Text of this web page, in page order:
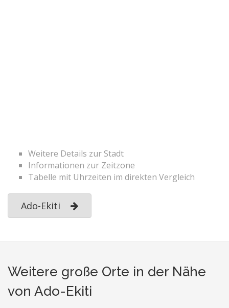
Weitere Details zur Stadt
Informationen zur Zeitzone
Tabelle mit Uhrzeiten im direkten Vergleich
Ado-Ekiti
Weitere große Orte in der Nähe
von Ado-Ekiti